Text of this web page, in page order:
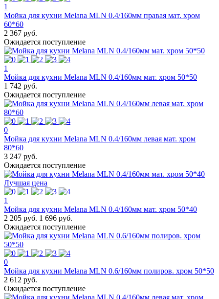
1
Мойка для кухни Melana MLN 0.4/160мм правая мат. хром
60*60
2 367 руб.
Ожидается поступление
1
Мойка для кухни Melana MLN 0.4/160мм мат. хром 50*50
1 742 руб.
Ожидается поступление
0
Мойка для кухни Melana MLN 0.4/160мм левая мат. хром
80*60
3 247 руб.
Ожидается поступление
Лучшая цена
1
Мойка для кухни Melana MLN 0.4/160мм мат. хром 50*40
2 205 руб. 1 696 руб.
Ожидается поступление
0
Мойка для кухни Melana MLN 0.6/160мм полиров. хром 50*50
2 612 руб.
Ожидается поступление